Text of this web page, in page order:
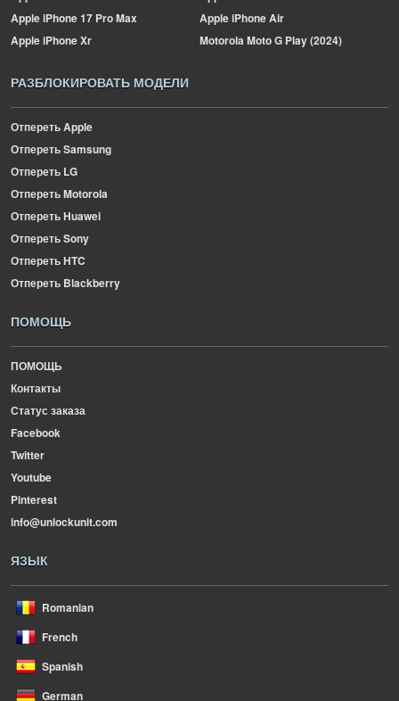
AppleiPhone 17 Pro Max AppleiPhone Air
AppleiPhone Xr MotorolaMoto G Play (2024)
РАЗБЛОКИРОВАТЬ МОДЕЛИ
Отпереть Apple
Отпереть Samsung
Отпереть LG
Отпереть Motorola
Отпереть Huawei
Отпереть Sony
Отпереть HTC
Отпереть Blackberry
ПОМОЩЬ
ПОМОЩЬ
Контакты
Статус заказа
Facebook
Twitter
Youtube
Pinterest
info@unlockunit.com
ЯЗЫК
Romanian
French
Spanish
German